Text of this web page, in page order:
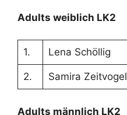
Adults weiblich LK2
1. Lena Schöllig
2. Samira Zeitvogel
Adults männlich LK2